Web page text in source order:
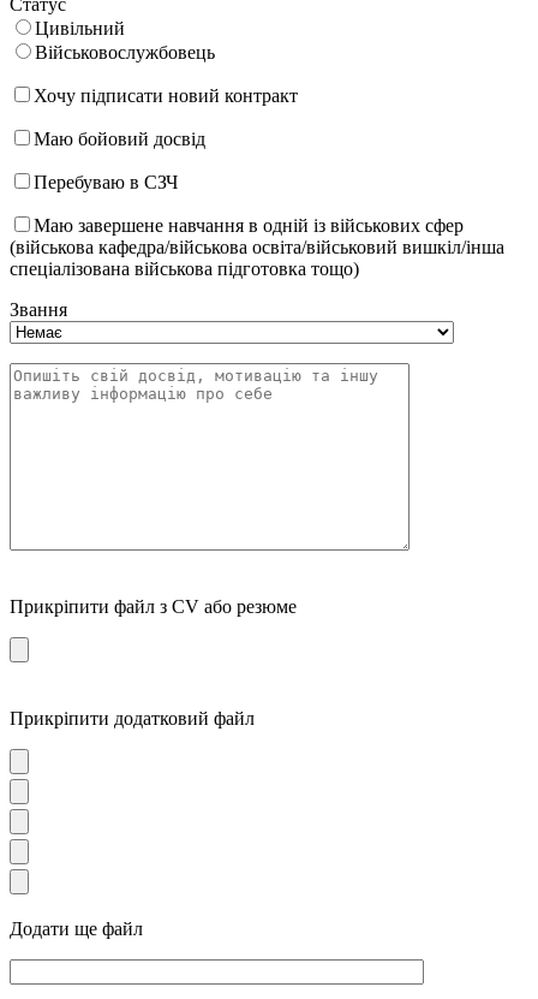
Цивільний
Військовослужбовець
Хочу підписати новий контракт
Маю бойовий досвід
Перебуваю в СЗЧ
Маю завершене навчання в одній із військових сфер
(військова кафедра/військова освіта/військовий вишкіл/інша
спеціалізована військова підготовка тощо)
Звання
Прикріпити файл з CV або резюме
Прикріпити додатковий файл
Додати ще файл